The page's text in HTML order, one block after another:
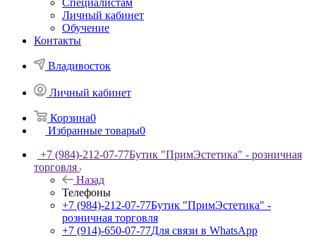
Специалистам
Личный кабинет
Обучение
Контакты
Владивосток
Личный кабинет
Корзина0
Избранные товары0
+7 (984)-212-07-77Бутик "ПримЭстетика" - розничная
торговля
Назад
Телефоны
+7 (984)-212-07-77Бутик "ПримЭстетика" -
розничная торговля
+7 (914)-650-07-77Для связи в WhatsApp